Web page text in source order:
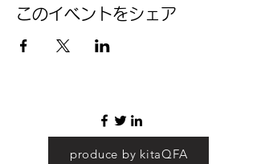
このイベントをシェア
produce by kitaQFA